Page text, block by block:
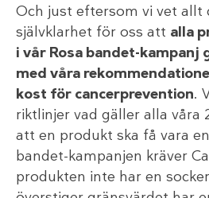
Och just eftersom vi vet allt
självklarhet för oss att alla
i vår Rosa bandet-kampanj
med våra
kost för cancerprevention.
riktlinjer vad gäller alla våra
att en produkt ska få vara
bandet-kampanjen kräver
produkten inte har en